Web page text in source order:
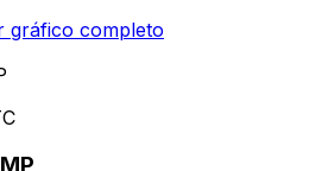
gráfico completo